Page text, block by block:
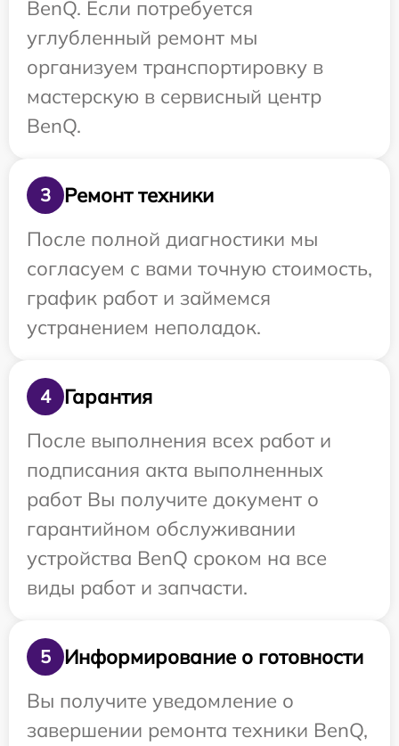
BenQ. Если потребуется
углубленный ремонт мы
организуем транспортировку в
мастерскую в сервисный центр
BenQ.
3
Ремонт техники
После полной диагностики мы
согласуем с вами точную стоимость,
график работ и займемся
устранением неполадок.
4
Гарантия
После выполнения всех работ и
подписания акта выполненных
работ Вы получите документ о
гарантийном обслуживании
устройства BenQ сроком на все
виды работ и запчасти.
5
Информирование о готовности
Вы получите уведомление о
завершении ремонта техники BenQ,